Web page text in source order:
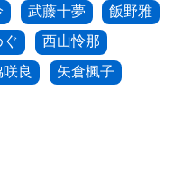
武藤十夢
飯野雅
ぐ
西山怜那
良
矢倉楓子